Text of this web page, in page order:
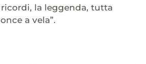
la leggenda, tutta
a vela”.